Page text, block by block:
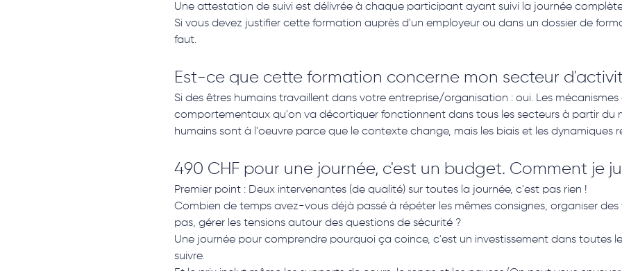
Une attestation de suivi est délivrée à chaque participant ayant suivi la journée
Si vous devez justifier cette formation auprès d'un employeur ou dans un dossier de
faut.
Est-ce que cette formation concerne mon secteur
Si des êtres humains travaillent dans votre entreprise/organisation : oui. Les
comportementaux qu'on va décortiquer fonctionnent dans tous les secteurs à partir du
humains sont à l'oeuvre parce que le contexte change, mais les biais et les dynamiques
490 CHF pour une journée, c'est un budget. Comment je
Premier point : Deux intervenantes (de qualité) sur toutes la journée, c'est pas rien !
Combien de temps avez-vous déjà passé à répéter les mêmes consignes, organiser
pas, gérer les tensions autour des questions de sécurité ?
Une journée pour comprendre pourquoi ça coince, c'est un investissement dans toutes
suivre.